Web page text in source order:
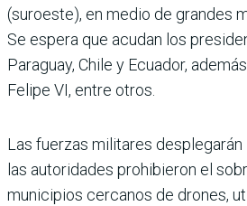
(suroeste), en medio de grandes
Se espera que acudan los
Paraguay, Chile y Ecuador,
Felipe VI, entre otros.
Las fuerzas militares
las autoridades prohibieron el
municipios cercanos de drones,